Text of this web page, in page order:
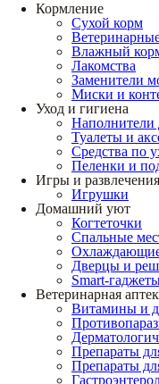
Кормление
Сухой корм
Влажный
Лакомства
Заменители
Миски и
Уход и гигиена
Наполнители
Туалеты и
Средства по
Пеленки и
Игры и развлечения
Игрушки
Домашний уют
Когтеточки
Спальные
Охлаждающие
Дверцы и
Smart-
Ветеринарная
Витамины и
Препараты
Препараты